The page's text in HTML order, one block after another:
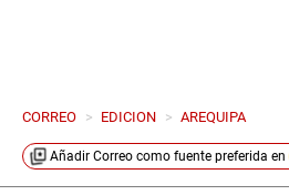
CORREO > EDICION > AREQUIPA
Añadir Correo como fuente preferida en